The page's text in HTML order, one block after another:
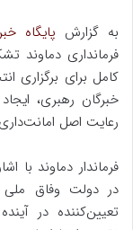
به گزارش پایگاه
فرمانداری دماوند
کامل برای برگزاری
خبرگان رهبری،
رعایت اصل
در دولت وفاق ملی
تعیین‌کننده در